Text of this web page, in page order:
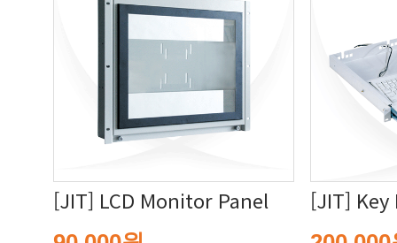
[JIT] LCD Monitor Panel [JIT]